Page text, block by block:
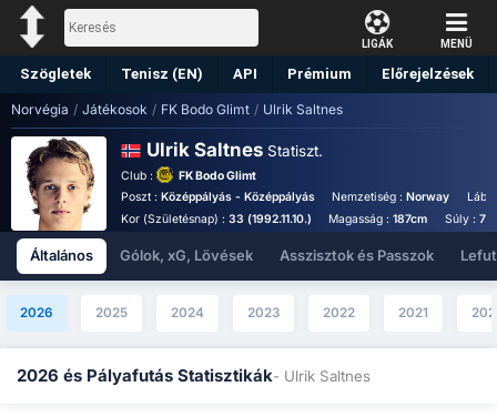
LIGÁK MENÜ
Szögletek Tenisz (EN) API Prémium Előrejelzések
Norvégia / Játékosok / FK Bodo Glimt / Ulrik Saltnes
Ulrik Saltnes Statiszt.
Club :
FK Bodo Glimt
Poszt : Középpályás - Középpályás Nemzetiség :Norway Láb :
Kor (Születésnap) : 33 (1992.11.10.) Magasság :187cm Súly :
Általános Gólok, xG, Lövések Asszisztok és Passzok
2026 2025 2024 2023 2022 2021
2026 és Pályafutás Statisztikák- Ulrik Saltnes